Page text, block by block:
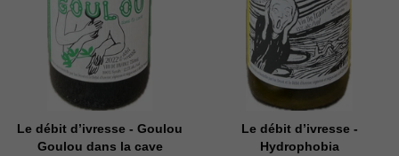
Le débit d’ivresse - Goulou
Goulou dans la cave
Le débit d’ivresse -
Hydrophobia